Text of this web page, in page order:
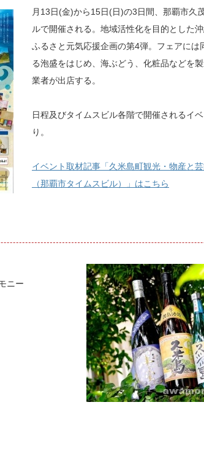
月13日(金)から15日(日)の3日間、 那覇市久
ルで開催される。地域活性化を目的とした
ふるさと元気応援企画の第4弾。フェアには
る泡盛をはじめ、海ぶどう、化粧品などを
業者が出店する。
日程及びタイムスビル各階で開催されるイ
り。
イベント取材記事「久米島町観光・物産と
（那覇市タイムスビル）」はこちら
ニー